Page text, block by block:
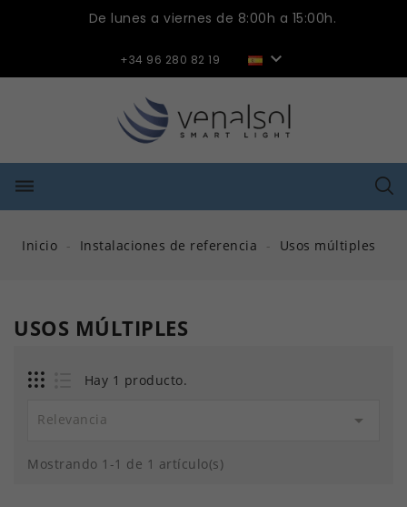
De lunes a viernes de 8:00h a 15:00h.
+34 96 280 82 19 
dehaze
Inicio Instalaciones de referencia Usos múltiples
USOS MÚLTIPLES
Hay 1 producto.
Relevancia 
Mostrando 1-1 de 1 artículo(s)